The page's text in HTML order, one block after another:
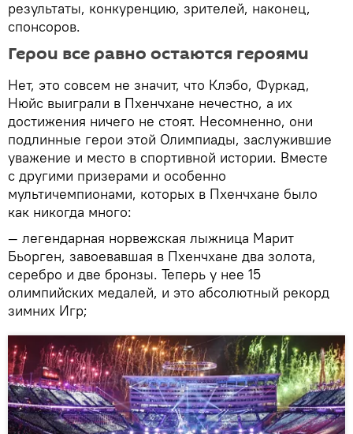
результаты, конкуренцию, зрителей, наконец,
спонсоров.
Герои все равно остаются героями
Нет, это совсем не значит, что Клэбо, Фуркад,
Нюйс выиграли в Пхенчхане нечестно, а их
достижения ничего не стоят. Несомненно, они
подлинные герои этой Олимпиады, заслужившие
уважение и место в спортивной истории. Вместе
с другими призерами и особенно
мультичемпионами, которых в Пхенчхане было
как никогда много:
— легендарная норвежская лыжница Марит
Бьорген, завоевавшая в Пхенчхане два золота,
серебро и две бронзы. Теперь у нее 15
олимпийских медалей, и это абсолютный рекорд
зимних Игр;